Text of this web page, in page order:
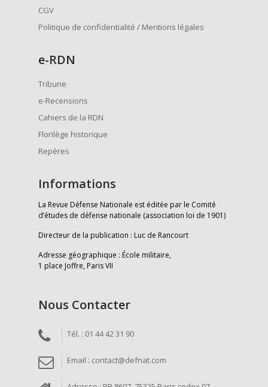
CGV
Politique de confidentialité / Mentions légales
e-RDN
Tribune
e-Recensions
Cahiers de la RDN
Florilège historique
Repères
Informations
La Revue Défense Nationale est éditée par le Comité
d’études de défense nationale (association loi de 1901)
Directeur de la publication : Luc de Rancourt
Adresse géographique : École militaire,
1 place Joffre, Paris VII
Nous Contacter
Tél. : 01 44 42 31 90
Email : contact@defnat.com